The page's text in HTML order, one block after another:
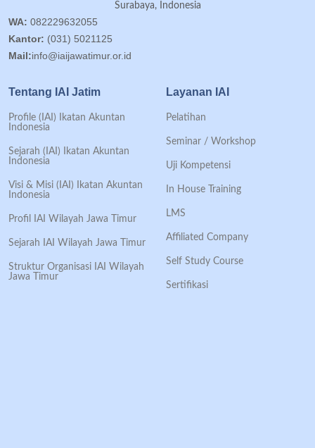
Surabaya, Indonesia
WA: 082229632055
Kantor: (031) 5021125
Mail:info@iaijawatimur.or.id
Tentang IAI Jatim
Profile (IAI) Ikatan Akuntan
Indonesia
Sejarah (IAI) Ikatan Akuntan
Indonesia
Visi & Misi (IAI) Ikatan Akuntan
Indonesia
Profil IAI Wilayah Jawa Timur
Sejarah IAI Wilayah Jawa Timur
Struktur Organisasi IAI Wilayah
Jawa Timur
Layanan IAI
Pelatihan
Seminar / Workshop
Uji Kompetensi
In House Training
LMS
Affiliated Company
Self Study Course
Sertifikasi